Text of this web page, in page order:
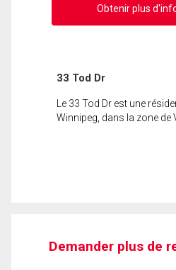
Obtenir plus
33 Tod Dr
Le 33 Tod Dr est une
Winnipeg, dans la zone de
Demander plus de